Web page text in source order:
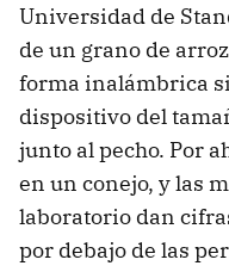
Universidad de
de un grano de
forma inalámbrica
dispositivo del
junto al pecho. Por
en un conejo, y las
laboratorio dan
por debajo de las